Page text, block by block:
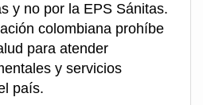
y no por la EPS Sánitas.
colombiana prohíbe
para atender
y servicios
país.